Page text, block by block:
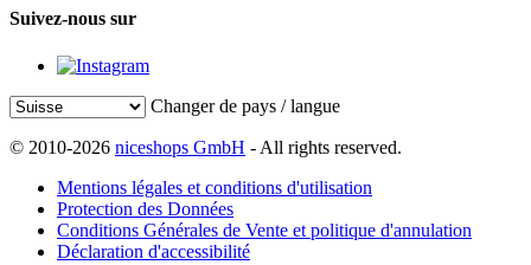
Suivez-nous sur
Changer de pays / langue
© 2010-2026 niceshops GmbH - All rights reserved.
Mentions légales et conditions d'utilisation
Protection des Données
Conditions Générales de Vente et politique d'annulation
Déclaration d'accessibilité